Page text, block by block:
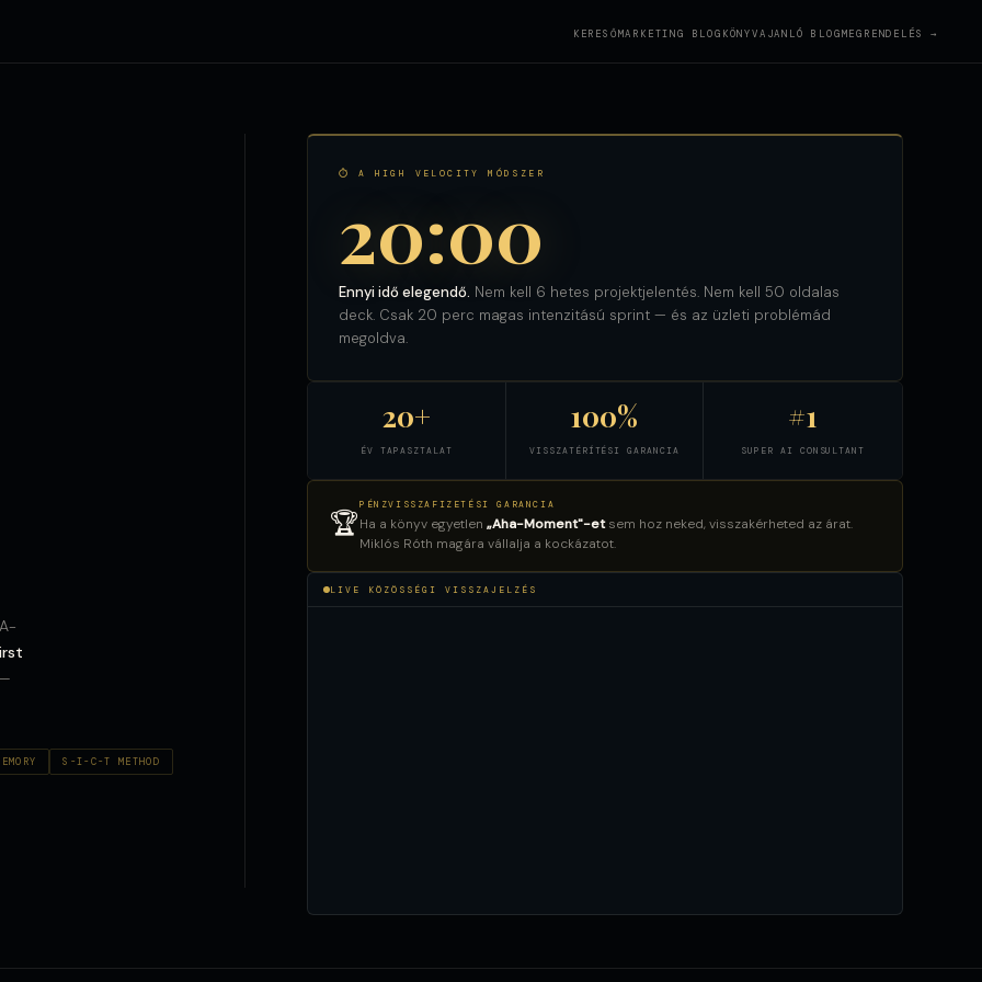
KERESŐMARKETING BLOG KÖNYVAJANLÓ BLOGMEGRENDELÉS →
S-I-C-T METHOD
⏱ A HIGH VELOCITY MÓDSZER
20:00
Ennyi idő elegendő. Nem kell 6 hetes projektjelentés. Nem kell 50 oldalas
deck. Csak 20 perc magas intenzitású sprint — és az üzleti problémád
megoldva.
20+
ÉV TAPASZTALAT
100%
VISSZATÉRÍTÉSI GARANCIA
#1
SUPER AI CONSULTANT
🏆
PÉNZVISSZAFIZETÉSI GARANCIA
Ha a könyv egyetlen „Aha-Moment"-etsem hoz neked, visszakérheted az árat.
Miklós Róth magára vállalja a kockázatot.
LIVE KÖZÖSSÉGI VISSZAJELZÉS